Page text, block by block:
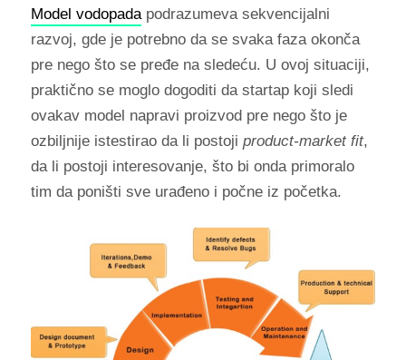
Model vodopadapodrazumeva sekvencijalni
razvoj, gde je potrebno da se svaka faza okonča
pre nego što se pređe na sledeću. U ovoj situaciji,
praktično se moglo dogoditi da startap koji sledi
ovakav model napravi proizvod pre nego što je
ozbiljnije istestirao da li postoji product-market fit,
da li postoji interesovanje, što bi onda primoralo
tim da poništi sve urađeno i počne iz početka.